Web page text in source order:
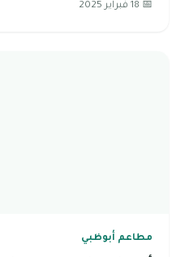
📅 18 فبراير 2025
مطاعم أبوظبي